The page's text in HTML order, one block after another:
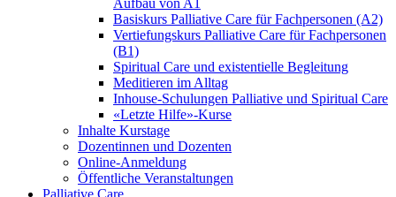
Aufbau von A1
Basiskurs Palliative Care für Fachpersonen (A2)
Vertiefungskurs Palliative Care für Fachpersonen
(B1)
Spiritual Care und existentielle Begleitung
Meditieren im Alltag
Inhouse-Schulungen Palliative und Spiritual Care
«Letzte Hilfe»-Kurse
Inhalte Kurstage
Dozentinnen und Dozenten
Online-Anmeldung
Öffentliche Veranstaltungen
Palliative Care